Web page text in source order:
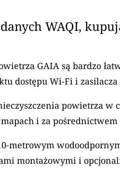
WAQI,
GAIA są bardzo
dostępu Wi-Fi i
powietrza w
i za
metrowym
montażowymi i